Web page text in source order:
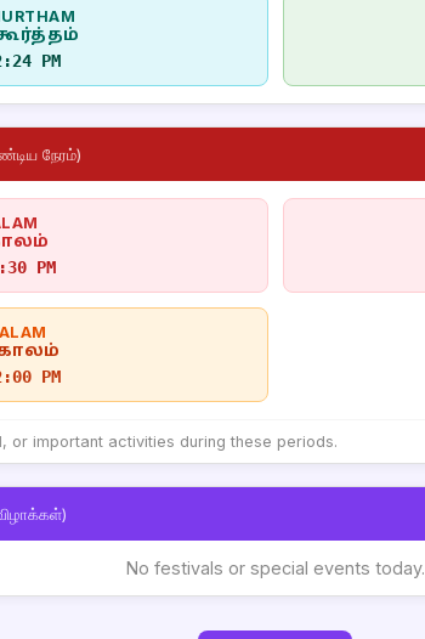
PM
நேரம்)
PM
PM
or important activities during these periods.
No festivals or special events today.